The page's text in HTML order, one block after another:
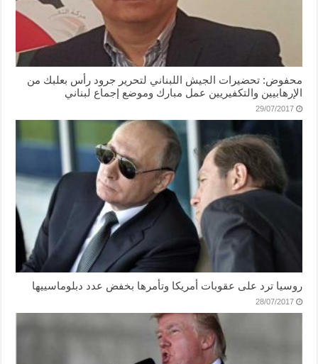
محفوض: تحضيرات الجيش اللبناني لتحرير جرود رأس بعلبك من
الإرهابيين والتكفيريين عمل مبارك وموضع إجماع لبناني
29/07/2017
روسيا ترد على عقوبات أمريكا وتأمرها بخفض عدد دبلوماسييها
28/07/2017